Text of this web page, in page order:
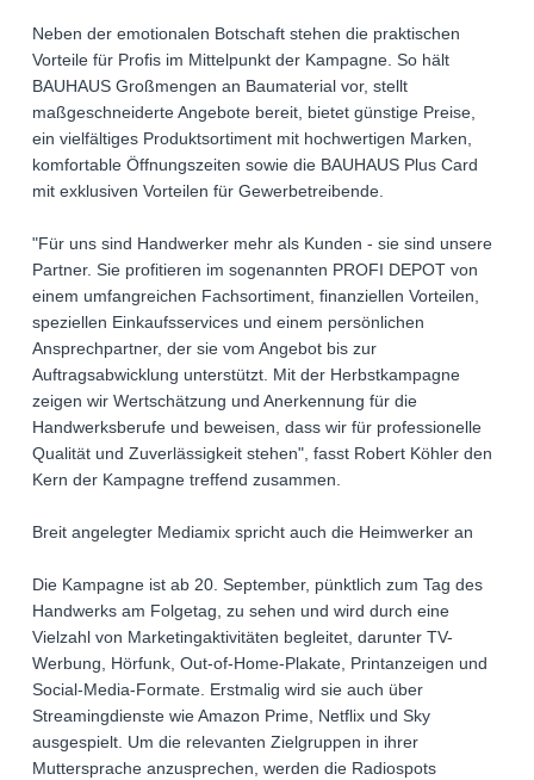
Neben der emotionalen Botschaft stehen die praktischen
Vorteile für Profis im Mittelpunkt der Kampagne. So hält
BAUHAUS Großmengen an Baumaterial vor, stellt
maßgeschneiderte Angebote bereit, bietet günstige Preise,
ein vielfältiges Produktsortiment mit hochwertigen Marken,
komfortable Öffnungszeiten sowie die BAUHAUS Plus Card
mit exklusiven Vorteilen für Gewerbetreibende.
"Für uns sind Handwerker mehr als Kunden - sie sind unsere
Partner. Sie profitieren im sogenannten PROFI DEPOT von
einem umfangreichen Fachsortiment, finanziellen Vorteilen,
speziellen Einkaufsservices und einem persönlichen
Ansprechpartner, der sie vom Angebot bis zur
Auftragsabwicklung unterstützt. Mit der Herbstkampagne
zeigen wir Wertschätzung und Anerkennung für die
Handwerksberufe und beweisen, dass wir für professionelle
Qualität und Zuverlässigkeit stehen", fasst Robert Köhler den
Kern der Kampagne treffend zusammen.
Breit angelegter Mediamix spricht auch die Heimwerker an
Die Kampagne ist ab 20. September, pünktlich zum Tag des
Handwerks am Folgetag, zu sehen und wird durch eine
Vielzahl von Marketingaktivitäten begleitet, darunter TV-
Werbung, Hörfunk, Out-of-Home-Plakate, Printanzeigen und
Social-Media-Formate. Erstmalig wird sie auch über
Streamingdienste wie Amazon Prime, Netflix und Sky
ausgespielt. Um die relevanten Zielgruppen in ihrer
Muttersprache anzusprechen, werden die Radiospots